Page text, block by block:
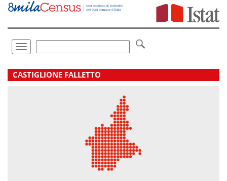
Vai
direttamente
Toggle
navigation
.
CASTIGLIONE FALLETTO